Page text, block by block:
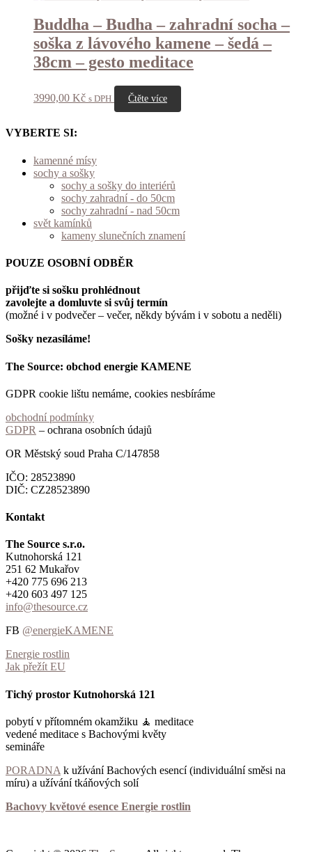
Buddha – Budha – zahradní socha –
soška z lávového kamene – šedá –
38cm – gesto meditace
3990,00 Kč s DPH Čtěte více
VYBERTE SI:
kamenné mísy
sochy a sošky
sochy a sošky do interiérů
sochy zahradní - do 50cm
sochy zahradní - nad 50cm
svět kamínků
kameny slunečních znamení
POUZE OSOBNÍ ODBĚR
přijďte si sošku prohlédnout
zavolejte a domluvte si svůj termín
(možné i v podvečer – večer, někdy bývám i v sobotu a neděli)
Sošky nezasíláme!
The Source: obchod energie KAMENE
GDPR cookie lištu nemáme, cookies nesbíráme
obchodní podmínky
GDPR – ochrana osobních údajů
OR Městský soud Praha C/147858
IČO: 28523890
DIČ: CZ28523890
Kontakt
The Source s.r.o.
Kutnohorská 121
251 62 Mukařov
+420 775 696 213
+420 603 497 125
info@thesource.cz
FB @energieKAMENE
Energie rostlin
Jak přežít EU
Tichý prostor Kutnohorská 121
pobytí v přítomném okamžiku 🧘 meditace
vedené meditace s Bachovými květy
semináře
PORADNA k užívání Bachových esencí (individuální směsi na
míru) a užívání tkáňových solí
Bachovy květové esence Energie rostlin